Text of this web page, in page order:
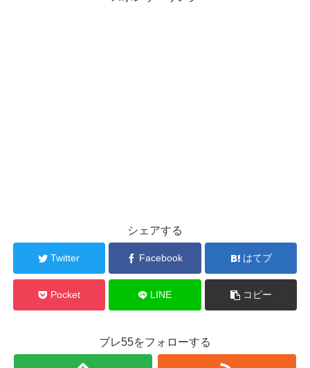
シェアする
Twitter Facebook はてブ
Pocket LINE コピー
ブレ55をフォローする